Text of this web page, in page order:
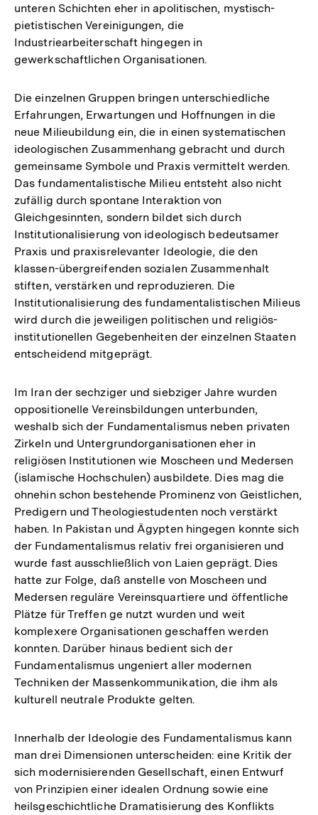
unteren Schichten eher in apolitischen, mystisch-
pietistischen Vereinigungen, die
Industriearbeiterschaft hingegen in
gewerkschaftlichen Organisationen.
Die einzelnen Gruppen bringen unterschiedliche
Erfahrungen, Erwartungen und Hoffnungen in die
neue Milieubildung ein, die in einen systematischen
ideologischen Zusammenhang gebracht und durch
gemeinsame Symbole und Praxis vermittelt werden.
Das fundamentalistische Milieu entsteht also nicht
zufällig durch spontane Interaktion von
Gleichgesinnten, sondern bildet sich durch
Institutionalisierung von ideologisch bedeutsamer
Praxis und praxisrelevanter Ideologie, die den
klassen-übergreifenden sozialen Zusammenhalt
stiften, verstärken und reproduzieren. Die
Institutionalisierung des fundamentalistischen Milieus
wird durch die jeweiligen politischen und religiös-
institutionellen Gegebenheiten der einzelnen Staaten
entscheidend mitgeprägt.
Im Iran der sechziger und siebziger Jahre wurden
oppositionelle Vereinsbildungen unterbunden,
weshalb sich der Fundamentalismus neben privaten
Zirkeln und Untergrundorganisationen eher in
religiösen Institutionen wie Moscheen und Medersen
(islamische Hochschulen) ausbildete. Dies mag die
ohnehin schon bestehende Prominenz von Geistlichen,
Predigern und Theologiestudenten noch verstärkt
haben. In Pakistan und Ägypten hingegen konnte sich
der Fundamentalismus relativ frei organisieren und
wurde fast ausschließlich von Laien geprägt. Dies
hatte zur Folge, daß anstelle von Moscheen und
Medersen reguläre Vereinsquartiere und öffentliche
Plätze für Treffen ge­ nutzt wurden und weit
komplexere Organisationen geschaffen werden
konnten. Darüber hinaus bedient sich der
Fundamentalismus ungeniert aller modernen
Techniken der Massenkommunikation, die ihm als
kulturell neutrale Produkte gelten.
Innerhalb der Ideologie des Fundamentalismus kann
man drei Dimensionen unterscheiden: eine Kritik der
sich modernisierenden Gesellschaft, einen Entwurf
von Prinzipien einer idealen Ordnung sowie eine
heilsgeschichtliche Dramatisierung des Konflikts